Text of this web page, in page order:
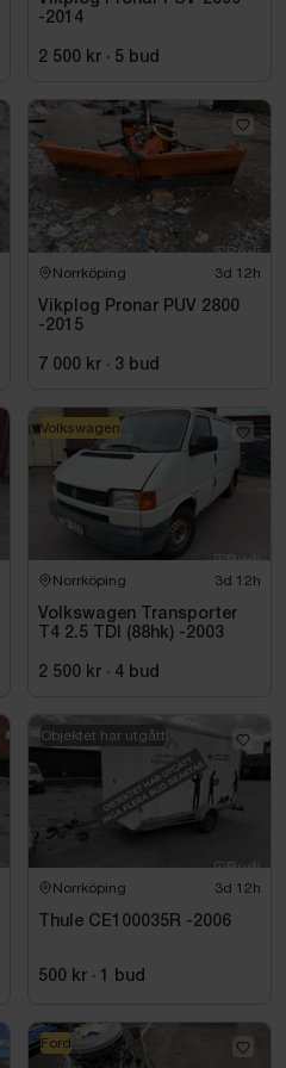
-2014
2 500 kr · 5 bud
Norrköping 3d 12h
Vikplog Pronar PUV 2800
-2015
7 000 kr · 3 bud
Norrköping 3d 12h
Volkswagen Transporter
T4 2.5 TDI (88hk) -2003
2 500 kr · 4 bud
Volkswagen
Norrköping 3d 12h
Thule CE100035R -2006
500 kr · 1 bud
Objektet har utgått
Ford